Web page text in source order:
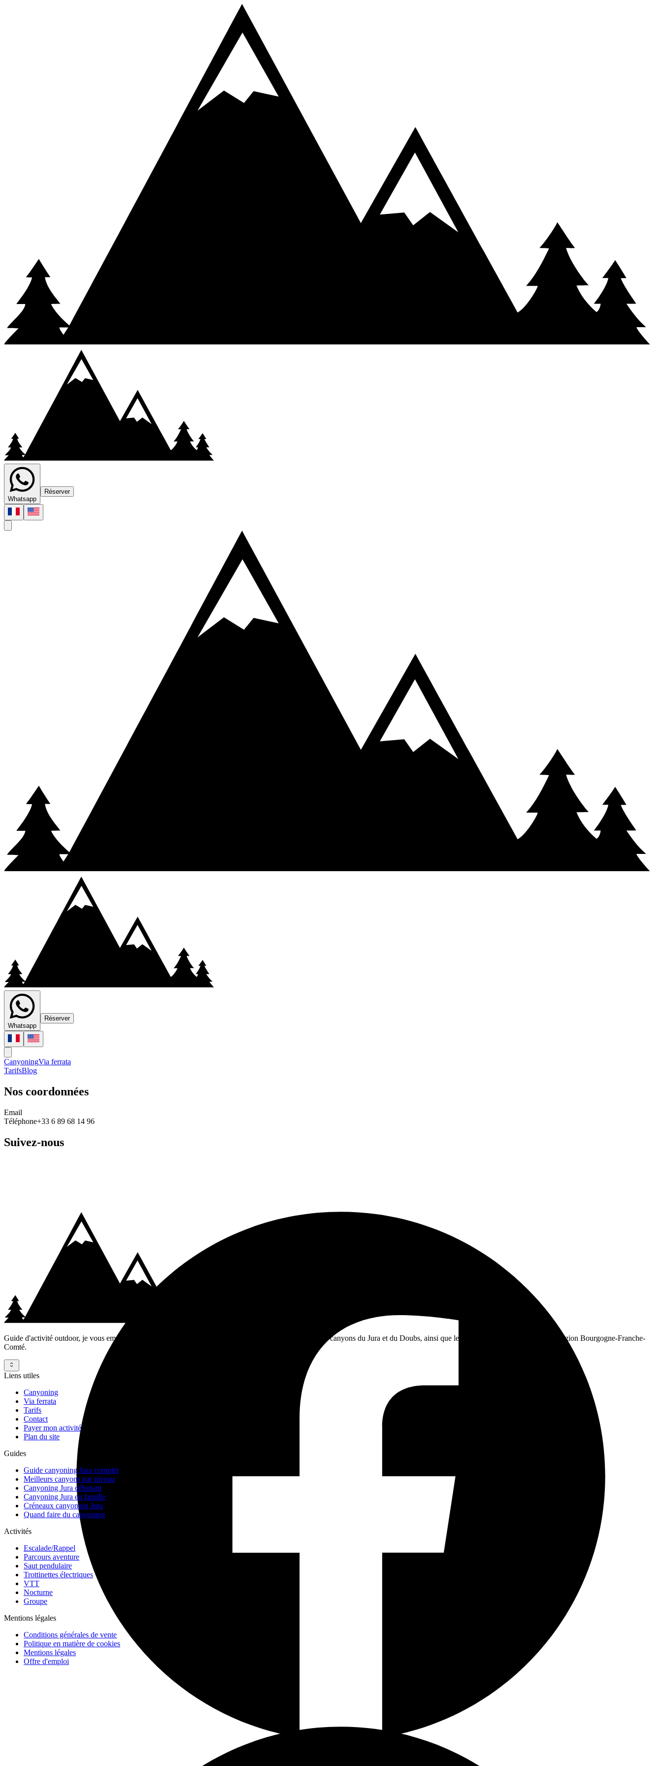
Whatsapp
Réserver
Whatsapp
Réserver
CanyoningVia ferrata
TarifsBlog
Nos coordonnées
Email
Téléphone+33 6 89 68 14 96
Suivez-nous
Les participants doivent ne pas avoir de contre-indications médicales à la pratique des activités proposées (ex. : problèmes cardiaques, troubles du dos, etc.) et être en bonne condition physique. Si vous
êtes sous traitement médical ou avez un état de santé nécessitant une attention particulière, vous devez impérativement en informer le moniteur avant le départ.
La pratique du canyoning exige de savoir nager et s'immerger correctement.
Il est strictement interdit de participer sous l'effet de l'alcool ou de drogues.
Les participants doivent être équipés de chaussures de sport adaptées (pas de sandales ou chaussures ouvertes).
Consignes de sécurité :
Les participants s'engagent à respecter les consignes de sécurité données par le moniteur tout au long de l'activité.
Mineurs :
Une autorisation parentale est requise pour toute personne mineure non accompagnée.
Modalités :
Paiement :
Plus de 30 jours avant l'activité : remboursement intégral.
De 30 à 15 jours : 10 % du montant total.
De 14 à 8 jours : 25 % du montant total.
De 7 jours à 48 heures : 50 % du montant total.
Moins de 48 heures : 100 % du montant total.
Guide d'activité outdoor, je vous emmène découvrir des activités surprenantes. Découvrez les plus beaux canyons du Jura et du Doubs, ainsi que les plus belles via ferrata de notre région Bourgogne-Franche-
Comté.
Liens utiles
Canyoning
Via ferrata
Tarifs
Contact
Payer mon activité
Plan du site
Guides
Guide canyoning Jura complet
Meilleurs canyons par niveau
Canyoning Jura débutant
Canyoning Jura en famille
Créneaux canyoning Jura
Quand faire du canyoning
Activités
Escalade/Rappel
Parcours aventure
Saut pendulaire
Trottinettes électriques
VTT
Nocturne
Groupe
Mentions légales
Conditions générales de vente
Politique en matière de cookies
Mentions légales
Offre d'emploi